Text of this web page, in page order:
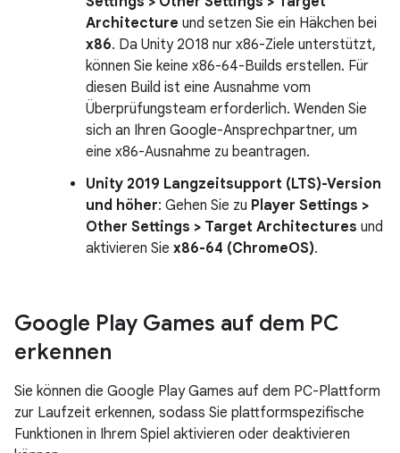
Architecture und setzen Sie ein Häkchen bei
x86. Da Unity 2018 nur x86-Ziele unterstützt,
können Sie keine x86-64-Builds erstellen. Für
diesen Build ist eine Ausnahme vom
Überprüfungsteam erforderlich. Wenden Sie
sich an Ihren Google-Ansprechpartner, um
eine x86-Ausnahme zu beantragen.
Unity 2019 Langzeitsupport (LTS)-Version
und höher: Gehen Sie zu Player Settings >
Other Settings > Target Architectures und
aktivieren Sie x86-64 (ChromeOS).
Google Play Games auf dem PC
erkennen
Sie können die Google Play Games auf dem PC-Plattform
zur Laufzeit erkennen, sodass Sie plattformspezifische
Funktionen in Ihrem Spiel aktivieren oder deaktivieren